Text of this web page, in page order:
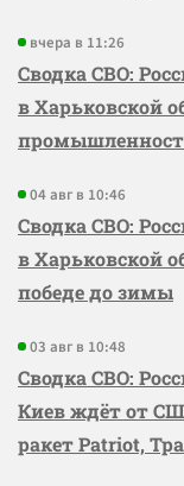
вчера в 11:26
Сводка СВО:
в Харьковской
04 авг в 10:46
Сводка СВО:
в Харьковской
победе до зимы
03 авг в 10:48
Сводка СВО:
Киев ждёт от
ракет Patriot,